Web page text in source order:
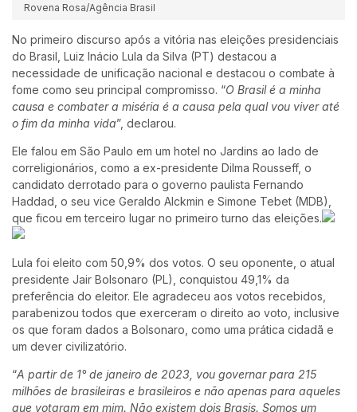
Rovena Rosa/Agência Brasil
No primeiro discurso após a vitória nas eleições presidenciais
do Brasil, Luiz Inácio Lula da Silva (PT) destacou a
necessidade de unificação nacional e destacou o combate à
fome como seu principal compromisso. “O Brasil é a minha
causa e combater a miséria é a causa pela qual vou viver até
o fim da minha vida”, declarou.
Ele falou em São Paulo em um hotel no Jardins ao lado de
correligionários, como a ex-presidente Dilma Rousseff, o
candidato derrotado para o governo paulista Fernando
Haddad, o seu vice Geraldo Alckmin e Simone Tebet (MDB),
que ficou em terceiro lugar no primeiro turno das eleições.
Lula foi eleito com 50,9% dos votos. O seu oponente, o atual
presidente Jair Bolsonaro (PL), conquistou 49,1% da
preferência do eleitor. Ele agradeceu aos votos recebidos,
parabenizou todos que exerceram o direito ao voto, inclusive
os que foram dados a Bolsonaro, como uma prática cidadã e
um dever civilizatório.
“A partir de 1° de janeiro de 2023, vou governar para 215
milhões de brasileiras e brasileiros e não apenas para aqueles
que votaram em mim. Não existem dois Brasis. Somos um